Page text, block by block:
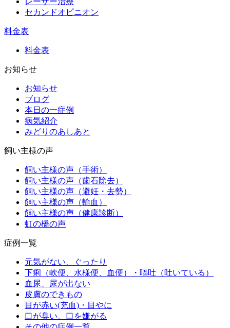
セカンドオピニオン
料金表
料金表
お知らせ
お知らせ
ブログ
本日の一症例
病気紹介
みどりのあしあと
飼い主様の声
飼い主様の声（手術）
飼い主様の声（歯石除去）
飼い主様の声（避妊・去勢）
飼い主様の声（輸血）
飼い主様の声（健康診断）
虹の橋の声
症例一覧
元気がない、ぐったり
下痢（軟便、水様便、血便）・嘔吐（吐いている）
血尿、尿が出ない
皮膚のできもの
目が赤い(充血)・目やに
口が臭い、口を嫌がる